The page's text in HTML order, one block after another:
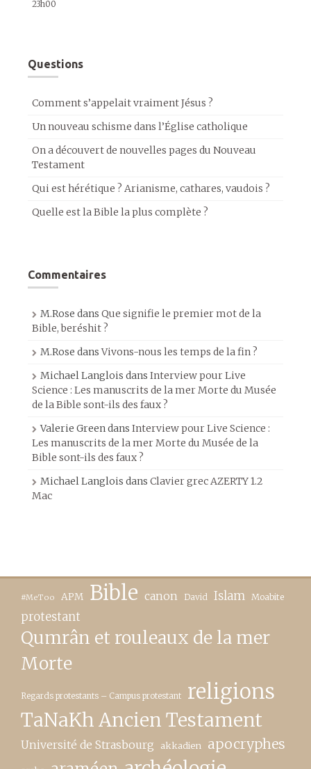
23h00
Questions
Comment s’appelait vraiment Jésus ?
Un nouveau schisme dans l’Église catholique
On a découvert de nouvelles pages du Nouveau
Testament
Qui est hérétique ? Arianisme, cathares, vaudois ?
Quelle est la Bible la plus complète ?
Commentaires
M.Rose dans Que signifie le premier mot de la
Bible, beréshit ?
M.Rose dansVivons-nous les temps de la fin ?
Michael Langlois dans Interview pour Live
Science : Les manuscrits de la mer Morte du Musée
de la Bible sont-ils des faux ?
Valerie Greendans Interview pour Live Science :
Les manuscrits de la mer Morte du Musée de la
Bible sont-ils des faux ?
Michael Langlois dans Clavier grec AZERTY 1.2
Mac
#MeToo APM Bible canon David Islam Moabite
protestant
Qumrân et rouleaux de la mer
Morte
Regards protestants – Campus protestant religions
TaNaKh Ancien Testament
Université de Strasbourg akkadien apocryphes